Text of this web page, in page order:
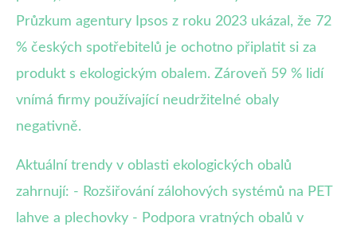
Průzkum agentury Ipsos z roku 2023 ukázal, že 72
% českých spotřebitelů je ochotno připlatit si za
produkt s ekologickým obalem. Zároveň 59 % lidí
vnímá firmy používající neudržitelné obaly
negativně.
Aktuální trendy v oblasti ekologických obalů
zahrnují: - Rozšiřování zálohových systémů na PET
lahve a plechovky - Podpora vratných obalů v